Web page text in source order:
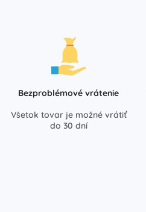
Bezproblémové vrátenie
Všetok tovar je možné vrátiť
do 30 dní